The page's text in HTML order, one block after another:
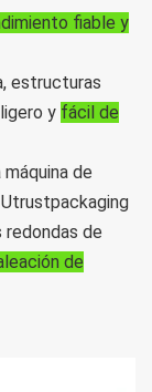
fiable y
estructuras
y fácil de
de
de
de